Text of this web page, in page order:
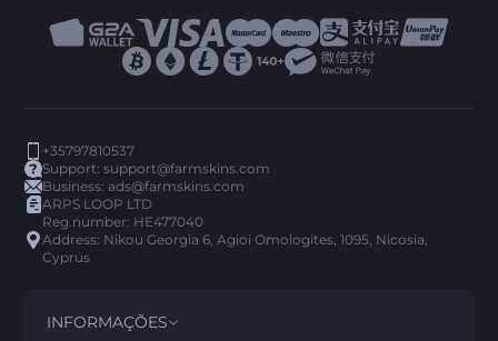
+35797810537
Support:support@farmskins.com
Business:ads@farmskins.com
ARPS LOOP LTD
Reg.number: HE477040
Address: Nikou Georgia 6, Agioi Omologites, 1095, Nicosia,
Cyprus
INFORMAÇÕES